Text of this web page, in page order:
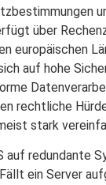
über
europäischen
auf hohe
rechtliche
stark
auf redundante
ein Server